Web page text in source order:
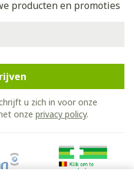
producten en promoties
u zich in voor onze
onze privacy policy.